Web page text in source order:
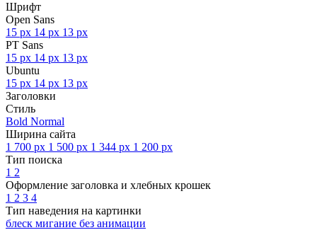
Шрифт
Open Sans
15 px 14 px 13 px
PT Sans
15 px 14 px 13 px
Ubuntu
15 px 14 px 13 px
Заголовки
Стиль
Bold Normal
Ширина сайта
1 700 px 1 500 px 1 344 px 1 200 px
Тип поиска
1 2
Оформление заголовка и хлебных крошек
1 2 3 4
Тип наведения на картинки
блеск мигание без анимации